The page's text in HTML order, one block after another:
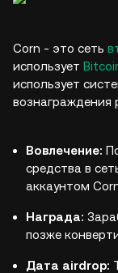
Corn - это сеть
использует
использует
вознаграждения
Вовлечение:
средства в
аккаунтом
Награда:
позже
Дата airdrop: